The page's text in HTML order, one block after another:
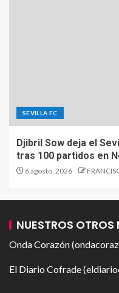
SEVILLA FC
Djibril Sow deja el
tras 100 partidos en
6 agosto, 2026
NUESTROS OTROS
Onda Corazón
El Diario Cofrade